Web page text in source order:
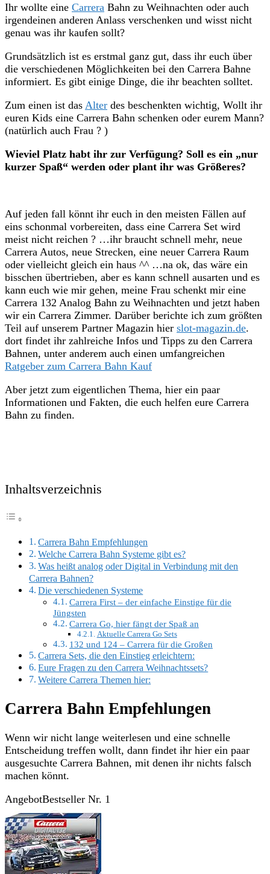
Ihr wollte eine Carrera Bahn zu Weihnachten oder auch
irgendeinen anderen Anlass verschenken und wisst nicht
genau was ihr kaufen sollt?
Grundsätzlich ist es erstmal ganz gut, dass ihr euch über
die verschiedenen Möglichkeiten bei den Carrera Bahne
informiert. Es gibt einige Dinge, die ihr beachten solltet.
Zum einen ist das Alter des beschenkten wichtig, Wollt ihr
euren Kids eine Carrera Bahn schenken oder eurem Mann?
(natürlich auch Frau ? )
Wieviel Platz habt ihr zur Verfügung? Soll es ein „nur
kurzer Spaß“ werden oder plant ihr was Größeres?
Auf jeden fall könnt ihr euch in den meisten Fällen auf
eins schonmal vorbereiten, dass eine Carrera Set wird
meist nicht reichen ? …ihr braucht schnell mehr, neue
Carrera Autos, neue Strecken, eine neuer Carrera Raum
oder vielleicht gleich ein haus ^^ …na ok, das wäre ein
bisschen übertrieben, aber es kann schnell ausarten und es
kann euch wie mir gehen, meine Frau schenkt mir eine
Carrera 132 Analog Bahn zu Weihnachten und jetzt haben
wir ein Carrera Zimmer. Darüber berichte ich zum größten
Teil auf unserem Partner Magazin hier slot-magazin.de.
dort findet ihr zahlreiche Infos und Tipps zu den Carrera
Bahnen, unter anderem auch einen umfangreichen
Ratgeber zum Carrera Bahn Kauf
Aber jetzt zum eigentlichen Thema, hier ein paar
Informationen und Fakten, die euch helfen eure Carrera
Bahn zu finden.
Inhaltsverzeichnis
Carrera Bahn Empfehlungen
Welche Carrera Bahn Systeme gibt es?
Was heißt analog oder Digital in Verbindung mit den
Carrera Bahnen?
Die verschiedenen Systeme
Carrera First – der einfache Einstige für die
Jüngsten
Carrera Go, hier fängt der Spaß an
Aktuelle Carrera Go Sets
132 und 124 – Carrera für die Großen
Carrera Sets, die den Einstieg erleichtern:
Eure Fragen zu den Carrera Weihnachtssets?
Weitere Carrera Themen hier:
Carrera Bahn Empfehlungen
Wenn wir nicht lange weiterlesen und eine schnelle
Entscheidung treffen wollt, dann findet ihr hier ein paar
ausgesuchte Carrera Bahnen, mit denen ihr nichts falsch
machen könnt.
AngebotBestseller Nr. 1